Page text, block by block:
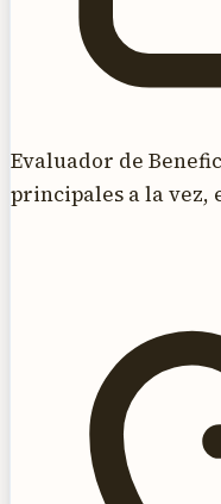
Evaluador de
principales a la vez,